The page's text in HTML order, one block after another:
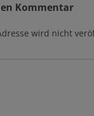
Kommentar
wird nicht